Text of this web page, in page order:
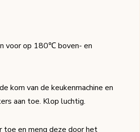
voor op 180℃ boven- en
kom van de keukenmachine en
aan toe. Klop luchtig.
toe en meng deze door het